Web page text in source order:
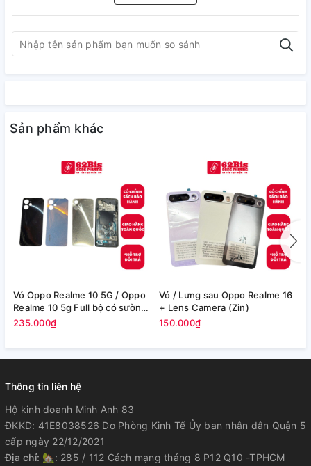
Sản phẩm khác
Vỏ Oppo Realme 10 5G / Oppo
Realme 10 5g Full bộ có sườn
(Zin máy)
235.000₫
Vỏ / Lưng sau Oppo Realme 16
+ Lens Camera (Zin)
150.000₫
Thông tin liên hệ
Hộ kinh doanh Minh Anh 83
ĐKKD: 41E8038526 Do Phòng Kinh Tế Ủy ban nhân dân Quận 5
cấp ngày 22/12/2021
Địa chỉ: 🏡: 285 / 112 Cách mạng tháng 8 P12 Q10 -TPHCM